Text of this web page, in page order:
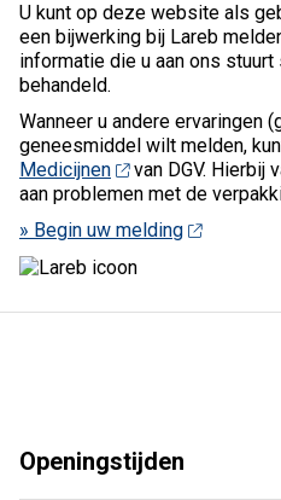
U kunt op deze website als
een bijwerking bij Lareb
informatie die u aan ons
behandeld.
Wanneer u andere ervaringen
geneesmiddel wilt melden,
Medicijnen
van DGV. Hierbij
aan problemen met de
» Begin uw melding
Openingstijden